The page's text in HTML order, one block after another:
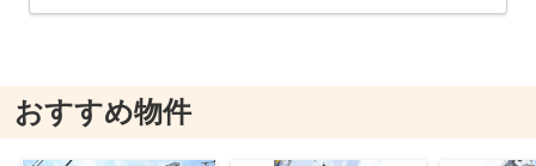
おすすめ物件